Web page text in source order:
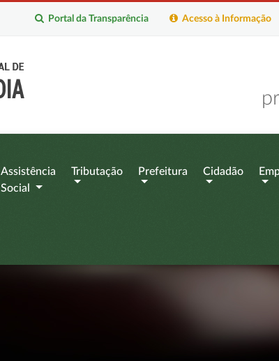
Acesso à Informação
Portal da Transparência
Assistência
Social
Tributação Prefeitura Cidadão